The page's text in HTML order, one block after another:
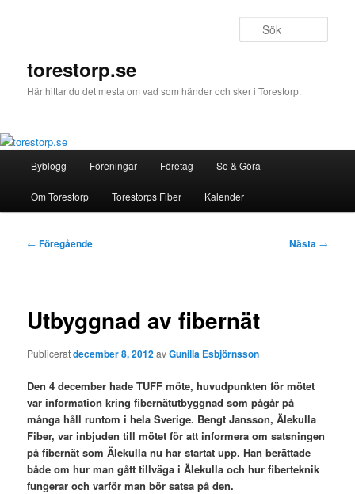
torestorp.se
Här hittar du det mesta om vad som händer och sker i Torestorp.
Byblogg Föreningar Företag Se & Göra
Om Torestorp Torestorps Fiber Kalender
Inläggsnavigering
← Föregående Nästa →
Utbyggnad av fibernät
Publiceratdecember 8, 2012avGunilla Esbjörnsson
Den 4 december hade TUFF möte, huvudpunkten för mötet
var information kring fibernätutbyggnad som pågår på
många håll runtom i hela Sverige. Bengt Jansson, Älekulla
Fiber, var inbjuden till mötet för att informera om satsningen
på fibernät som Älekulla nu har startat upp. Han berättade
både om hur man gått tillväga i Älekulla och hur fiberteknik
fungerar och varför man bör satsa på den.